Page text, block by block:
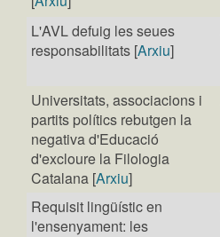
L'AVL defuig les seues
responsabilitats [Arxiu]
Universitats, associacions i
partits polítics rebutgen la
negativa d'Educació
d'excloure la Filologia
Catalana [Arxiu]
Requisit lingüístic en
l'ensenyament: les